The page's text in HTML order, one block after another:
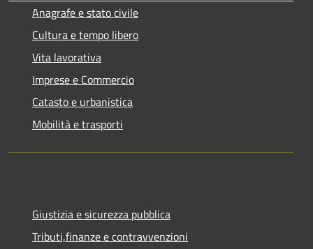
Anagrafe e stato civile
Cultura e tempo libero
Vita lavorativa
Imprese e Commercio
Catasto e urbanistica
Mobilità e trasporti
Giustizia e sicurezza pubblica
Tributi,finanze e contravvenzioni